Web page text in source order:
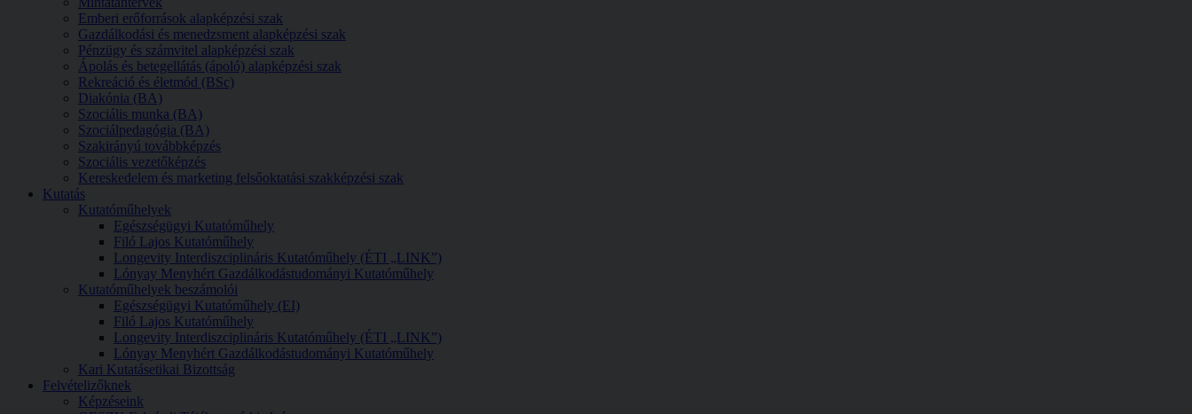
Emberi erőforrások alapképzési szak
Gazdálkodási és menedzsment alapképzési szak
Pénzügy és számvitel alapképzési szak
Ápolás és betegellátás (ápoló) alapképzési szak
Rekreáció és életmód (BSc)
Diakónia (BA)
Szociális munka (BA)
Szociálpedagógia (BA)
Szakirányú továbbképzés
Szociális vezetőképzés
Kereskedelem és marketing felsőoktatási szakképzési szak
Kutatás
Kutatóműhelyek
Egészségügyi Kutatóműhely
Filó Lajos Kutatóműhely
Longevity Interdiszciplináris Kutatóműhely (ÉTI „LINK”)
Lónyay Menyhért Gazdálkodástudományi Kutatóműhely
Kutatóműhelyek beszámolói
Egészségügyi Kutatóműhely (EI)
Filó Lajos Kutatóműhely
Longevity Interdiszciplináris Kutatóműhely (ÉTI „LINK”)
Lónyay Menyhért Gazdálkodástudományi Kutatóműhely
Kari Kutatásetikai Bizottság
Felvételizőknek
Képzéseink